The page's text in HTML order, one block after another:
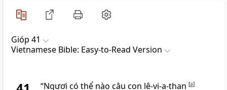
Gióp 41
Vietnamese Bible: Easy-to-Read Version
“Ngươi có thể nào câu con lê-vi-a-than [a]